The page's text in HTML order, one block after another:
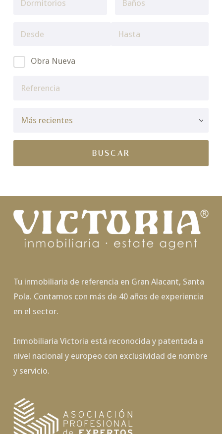
Obra Nueva
Tu inmobiliaria de referencia en Gran Alacant, Santa
Pola. Contamos con más de 40 años de experiencia
en el sector.
Inmobiliaria Victoria está reconocida y patentada a
nivel nacional y europeo con exclusividad de nombre
y servicio.